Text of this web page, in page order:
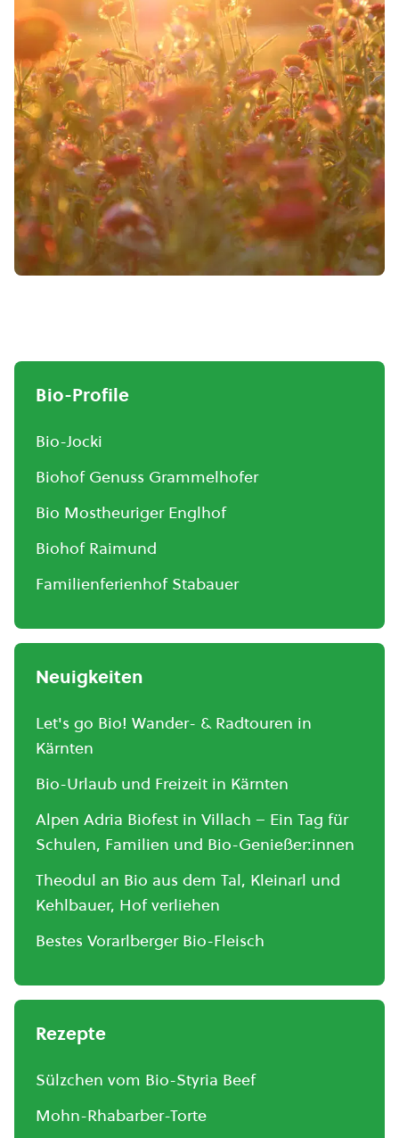
Bio-Profile
Bio-Jocki
Biohof Genuss Grammelhofer
Bio Mostheuriger Englhof
Biohof Raimund
Familienferienhof Stabauer
Neuigkeiten
Let's go Bio! Wander- & Radtouren in
Kärnten
Bio-Urlaub und Freizeit in Kärnten
Alpen Adria Biofest in Villach – Ein Tag für
Schulen, Familien und Bio-Genießer:innen
Theodul an Bio aus dem Tal, Kleinarl und
Kehlbauer, Hof verliehen
Bestes Vorarlberger Bio-Fleisch
Rezepte
Sülzchen vom Bio-Styria Beef
Mohn-Rhabarber-Torte